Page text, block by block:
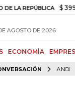
REPÚBLICA $
AGOSTO DE 2026
ECONOMÍA
ANDI